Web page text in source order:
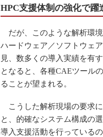
HPC支援体制の強化で躍
だが、このような解析環境
ハードウェア／ソフトウェ
見、数多くの導入実績を有
となると、各種CAEツール
ることが望まれる。
こうした解析現場の要求
と、的確なシステム構成の
導入支援活動を行っている